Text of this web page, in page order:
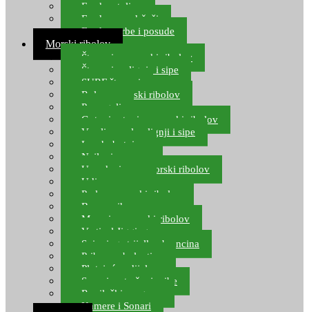
Feeder stolice
Feeder arm držači
Feeder torbe i posude
Morski ribolov
Štapovi za morski ribolov
Štapovi za lignje i sipe
SURF štapovi
Role za morski ribolov
Parangali
Gotovi setovi za morski ribolov
Varalice za lov lignji i sipe
Lov hobotnice
Najloni za more
Upredenice za morski ribolov
Udice za more
Perle za morski ribolov
Brum prihrana za more
Mamci za morski ribolov
Vertical Jigging
Spinning strijelke, brancina
Pribor za bolentino
Plutajuća odijela
Sonari za traženje ribe
Ronilački program
Kamere i Sonari